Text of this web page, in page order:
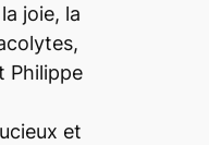
joie, la
Philippe
et